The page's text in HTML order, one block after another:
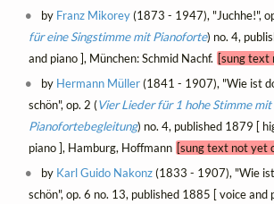
by Franz Mikorey(1873 - 1947), "Juchhe!",
für eine Singstimme mit Pianoforte) no. 4,
and piano ], München: Schmid Nachf. [sung text
by Hermann Müller(1841 - 1907), "Wie ist
schön", op. 2 (Vier Lieder für 1 hohe Stimme mit
Pianofortebegleitung) no. 4, published 1879 [
piano ], Hamburg, Hoffmann [sung text not yet
by Karl Guido Nakonz(1833 - 1907), "Wie
schön", op. 6 no. 13, published 1885 [ voice and